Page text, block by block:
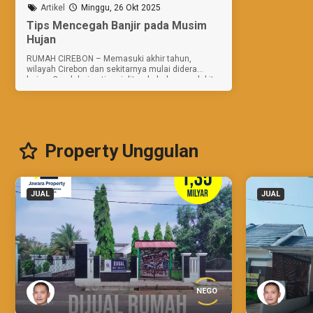
Artikel Minggu, 26 Okt 2025
Tips Mencegah Banjir pada Musim
Hujan
RUMAH CIREBON – Memasuki akhir tahun,
wilayah Cirebon dan sekitarnya mulai didera
hujan. Curah hujan tinggi ditambah dengan debit
air yang melebihi kapasitas saluran, akan
Property Unggulan
JUAL
NEGO
JUAL